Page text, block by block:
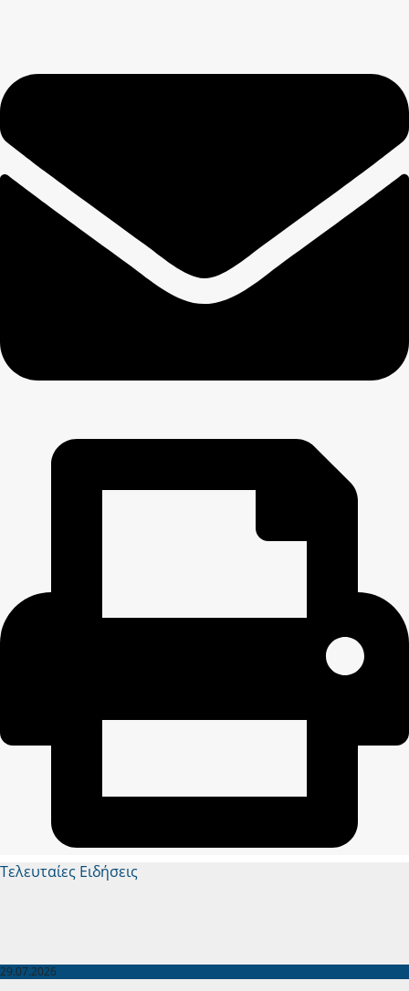
Τελευταίες Ειδήσεις
29.07.2026